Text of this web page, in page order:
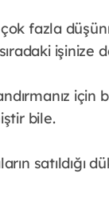
fazla
işinize
için
bile.
satıldığı